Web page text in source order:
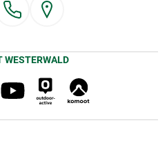
WESTERWALD